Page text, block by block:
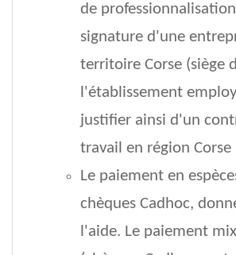
de
signature d'une
territoire Corse (siège
l'établissement
justifier ainsi d'un
travail en région Corse
Le paiement en
chèques Cadhoc,
l'aide. Le paiement